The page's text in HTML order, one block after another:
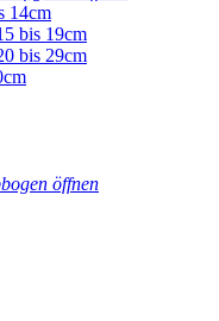
14cm
bis 19cm
bis 29cm
öffnen